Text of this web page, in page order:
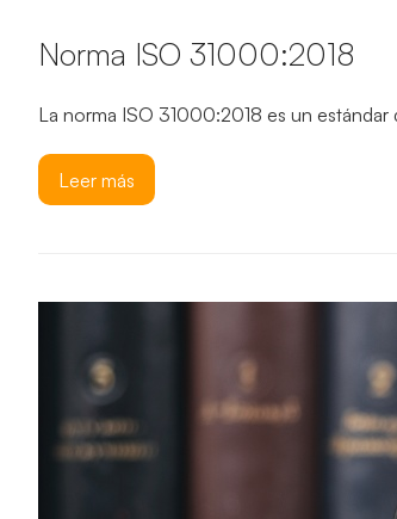
Norma ISO 31000:2018
La norma ISO 31000:2018 es un
Leer más